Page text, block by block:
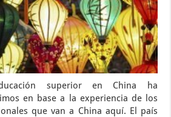
superior en China ha
en base a la experiencia de los
que van a China aquí. El país